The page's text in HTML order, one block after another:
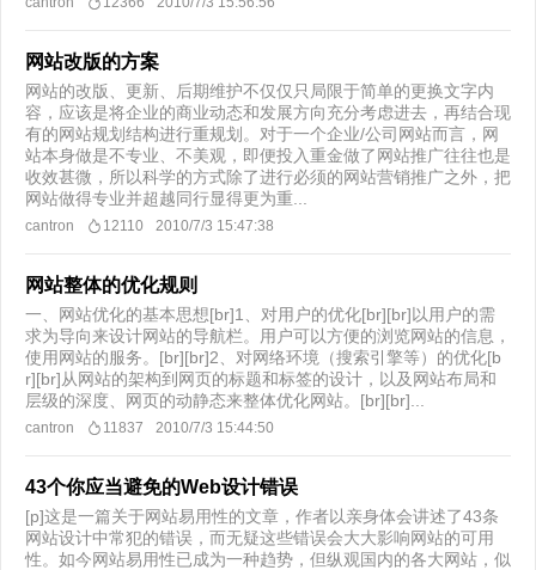
网站改版的方案
网站的改版、更新、后期维护不仅仅只局限于简单的更换文字内
容，应该是将企业的商业动态和发展方向充分考虑进去，再结合现
有的网站规划结构进行重规划。对于一个企业/公司网站而言，网
站本身做是不专业、不美观，即便投入重金做了网站推广往往也是
收效甚微，所以科学的方式除了进行必须的网站营销推广之外，把
网站做得专业并超越同行显得更为重...
cantron 12110 2010/7/3 15:47:38
网站整体的优化规则
一、网站优化的基本思想[br]1、对用户的优化[br][br]以用户的需
求为导向来设计网站的导航栏。用户可以方便的浏览网站的信息，
使用网站的服务。[br][br]2、对网络环境（搜索引擎等）的优化[b
r][br]从网站的架构到网页的标题和标签的设计，以及网站布局和
层级的深度、网页的动静态来整体优化网站。[br][br]...
cantron 11837 2010/7/3 15:44:50
43个你应当避免的Web设计错误
[p]这是一篇关于网站易用性的文章，作者以亲身体会讲述了43条
网站设计中常犯的错误，而无疑这些错误会大大影响网站的可用
性。如今网站易用性已成为一种趋势，但纵观国内的各大网站，似